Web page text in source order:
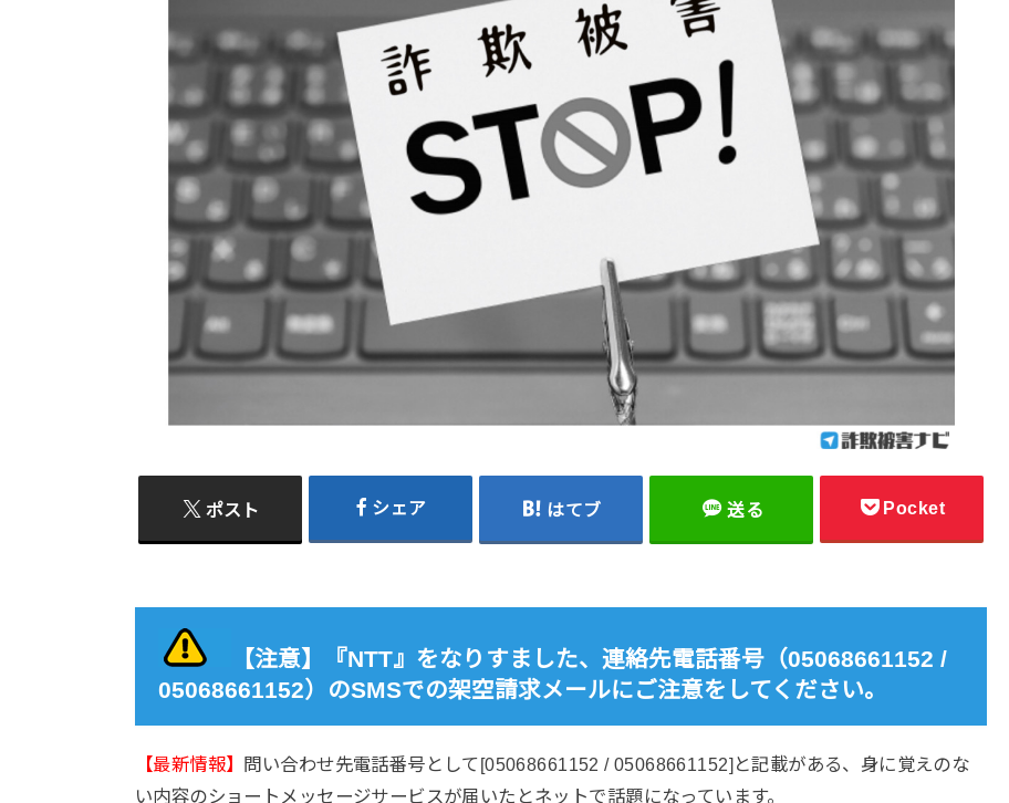
ポスト シェア はてブ 送る Pocket
【注意】『NTT』をなりすました、連絡先電話番号（05068661152 /
05068661152）のSMSでの架空請求メールにご注意をしてください。
【最新情報】 問い合わせ先電話番号として[05068661152 / 05068661152]と記載がある、身に覚えのな
い内容のショートメッセージサービスが届いたとネットで話題になっています。